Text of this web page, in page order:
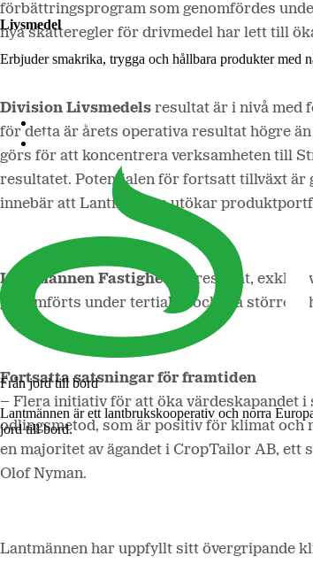
Livsmedel
Erbjuder smakrika, trygga och hållbara produkter med
Lantmännen Cerealia
Lantmännen Unibake
Från jord till bord
Lantmännen är ett lantbrukskooperativ och norra
jord till bord.
förbättringsprogram som genomfördes
nya skatteregler för drivmedel har lett till
Division Livsmedels resultat är i nivå med
för detta är årets operativa resultat högre
görs för att koncentrera verksamheten till
resultatet. Potentialen för fortsatt tillväxt är
innebär att Lantmännen utökar
Lantmännen Fastigheters
resultat,
genomförts under tertialet, och två större
Fortsatta satsningar för framtiden
– Flera initiativ för att öka värdeskapandet
odlingsmetod, som är positiv för klimat och
en majoritet av ägandet i CropTailor AB, ett
Olof Nyman.
Lantmännen har uppfyllt sitt övergripande